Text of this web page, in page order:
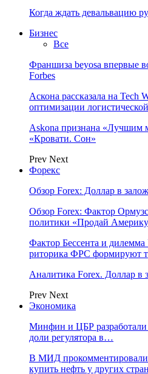
Когда ждать девальвацию
Бизнес
Все
Франшиза beyosa впервые
Forbes
Аскона рассказала на
оптимизации
Askona признана «Лучшим
«Кровати. Сон»
Prev Next
Форекс
Обзор Forex: Доллар в
Обзор Forex: Фактор
политики «Продай
Фактор Бессента и
риторика ФРС формируют
Аналитика Forex. Доллар в
Prev Next
Экономика
Минфин и ЦБР разработали
доли регулятора в…
В МИД прокомментировали
купить нефть у других